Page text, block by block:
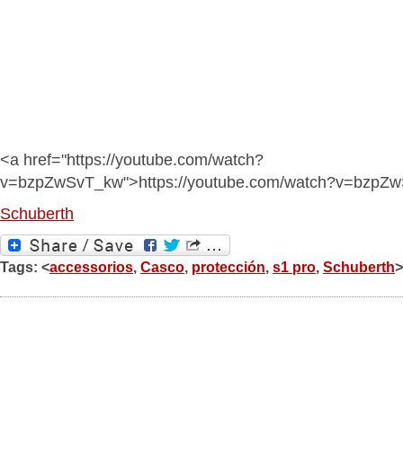
<a href="https://youtube.com/watch?
v=bzpZwSvT_kw">https://youtube.com/
Schuberth
Tags: <accessorios, Casco, protección, s1 pro, Schuberth>